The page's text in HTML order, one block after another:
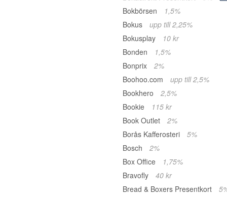
Bokbörsen
1,5%
Bokus
upp till 2,25%
Bokusplay
10 kr
Bonden
1,5%
Bonprix
2%
Boohoo.com
upp till 2,5%
Bookhero
2,5%
Bookie
115 kr
Book Outlet
2%
Borås Kafferosteri
5%
Bosch
2%
Box Office
1,75%
Bravofly
40 kr
Bread & Boxers Presentkort